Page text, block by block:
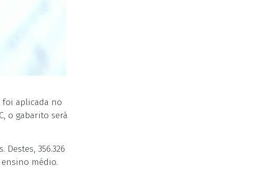
foi aplicada no
o gabarito será
356.326
médio.